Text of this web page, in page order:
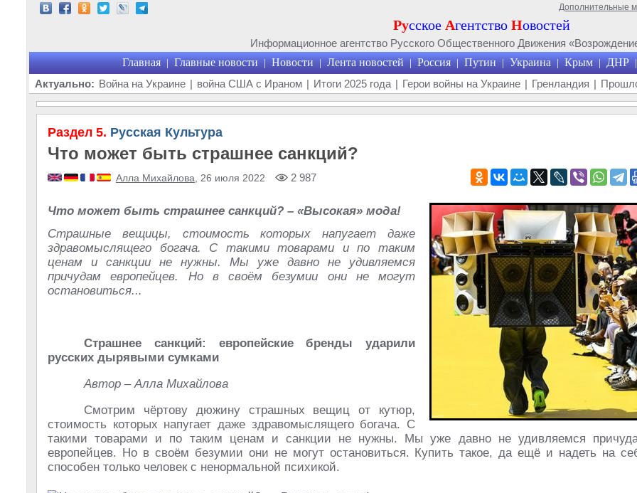
Дополнительные
Русское Агентство Новостей
Информационное агентство Русского Общественного Движения
Главная | Главные новости | Новости | Лента новостей | Россия | Путин | Украина | Крым | ДНР |
Актуально: Война на Украине | война США с Ираном | Итоги 2025 года | Герои войны на Украине | Гренландия |
Раздел 5. Русская Культура
Что может быть страшнее санкций?
Алла Михайлова , 26 июля 2022 2 987
Что может быть страшнее санкций? – «Высокая» мода!
Страшные вещицы, стоимость которых напугает даже
здравомыслящего богача. С такими товарами и по таким
ценам и санкции не нужны. Мы уже давно не удивляемся
причудам европейцев. Но в своём безумии они не могут
остановиться...
Страшнее санкций: европейские бренды ударили
русских дырявыми сумками
Автор – Алла Михайлова
Смотрим чёртову дюжину страшных вещиц от кутюр,
стоимость которых напугает даже здравомыслящего богача. С
такими товарами и по таким ценам и санкции не нужны. Мы уже давно не удивляемся
европейцев. Но в своём безумии они не могут остановиться. Купить такое, да ещё и надеть на
способен только человек с ненормальной психикой.